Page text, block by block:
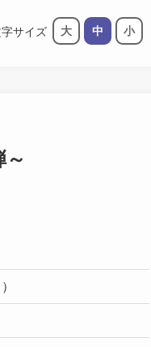
サイズ 大 中 小